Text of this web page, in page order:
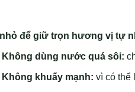
để giữ trọn hương vị tự
Không dùng nước quá sôi:
Không khuấy mạnh: vì có thể